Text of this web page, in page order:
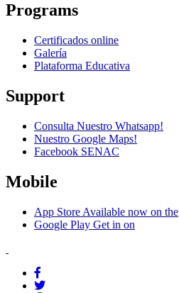
Programs
Certificados online
Galería
Plataforma Educativa
Support
Consulta Nuestro Whatsapp!
Nuestro Google Maps!
Facebook SENAC
Mobile
App Store Available now on the
Google Play Get in on